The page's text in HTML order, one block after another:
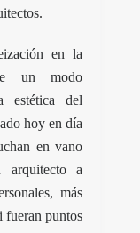
en la
un modo
estética del
hoy en día
en vano
arquitecto a
más
fueran puntos